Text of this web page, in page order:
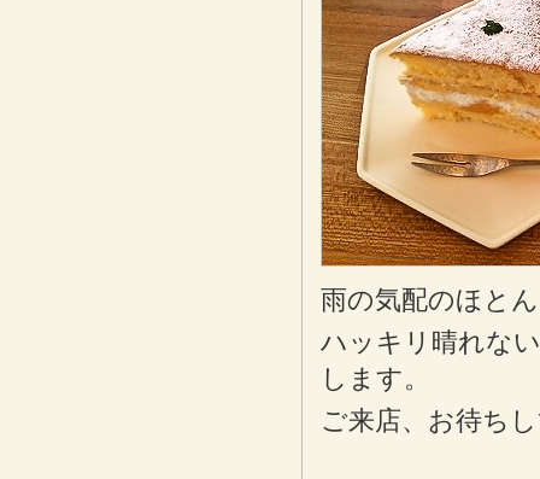
雨の気配のほと
ハッキリ晴れな
します。
ご来店、お待ち